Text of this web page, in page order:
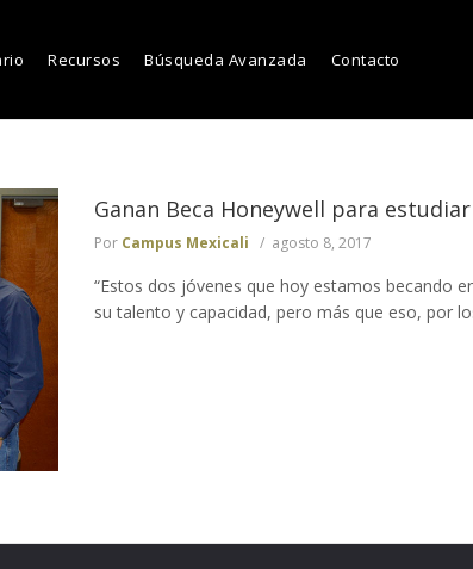
Recursos Búsqueda Avanzada Contacto
Ganan Beca Honeywell para
Por Campus Mexicali agosto 8, 2017
“Estos dos jóvenes que hoy estamos becando
su talento y capacidad, pero más que eso, por